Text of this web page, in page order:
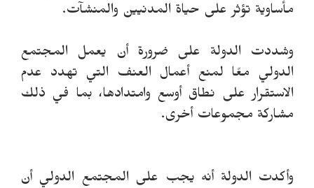
مأساوية تؤثر على حياة المدنيين والمنشآت.
وشددت الدولة على ضرورة أن يعمل المجتمع
الدولي معًا لمنع أعمال العنف التي تهدد عدم
الاستقرار على نطاق أوسع وامتدادها، بما في ذلك
مشاركة مجموعات أخرى.
وأكدت الدولة أنه يجب على المجتمع الدولي أن